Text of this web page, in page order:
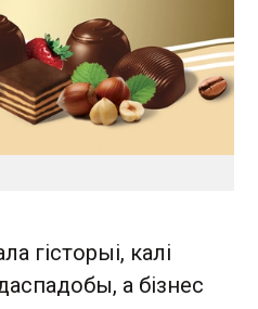
гісторыі, калі
а бізнес